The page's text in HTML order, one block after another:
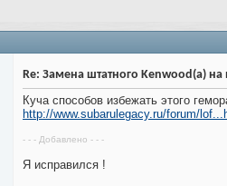
Re: Замена штатного Kenwood(a)
Куча способов избежать этого
http://www.subarulegacy.ru/forum/
- - - Добавлено - - -
Я исправился !